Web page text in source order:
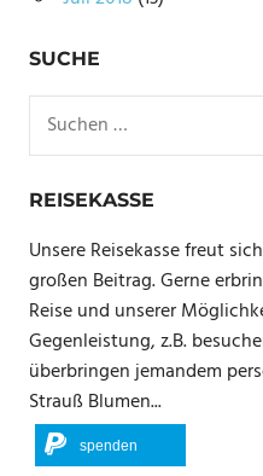
SUCHE
nach:
REISEKASSE
Unsere Reisekasse freut
großen Beitrag. Gerne
Reise und unserer
Gegenleistung, z.B.
überbringen jemandem
Strauß Blumen...
spenden